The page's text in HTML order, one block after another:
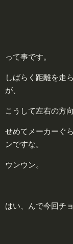
って事です。
しばらく距離を走
が、
こうして左右の方
せめてメーカーぐ
ンですな。
ウンウン。
はい、んで今回チ